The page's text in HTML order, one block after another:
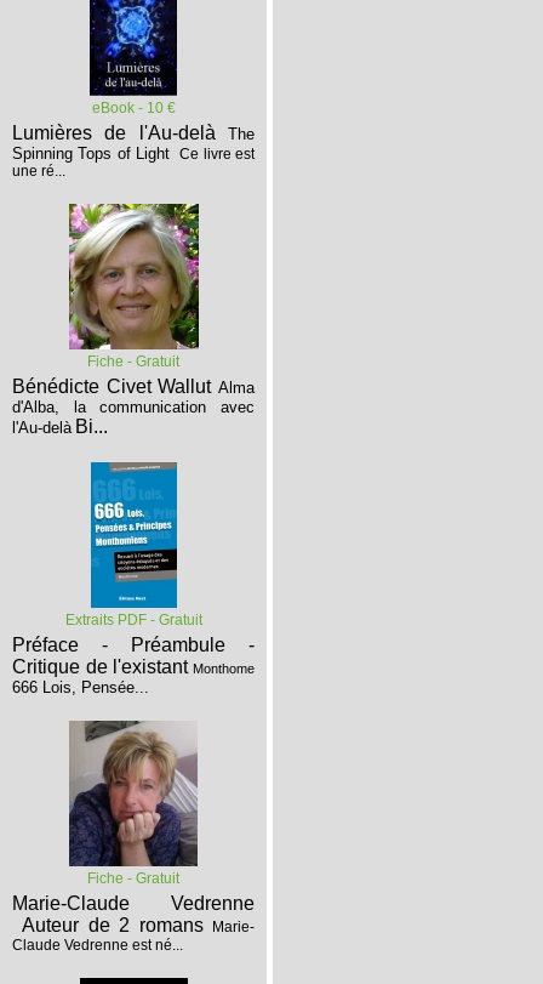
eBook - 10 €
Lumières de l'Au-delà The
Spinning Tops of Light Ce livre est
une ré...
Fiche - Gratuit
Bénédicte Civet Wallut Alma
d'Alba, la communication avec
l'Au-delà Bi...
Extraits PDF - Gratuit
Préface - Préambule -
Critique de l'existant Monthome
666 Lois, Pensée...
Fiche - Gratuit
Marie-Claude Vedrenne
Auteur de 2 romans
Marie-
Claude Vedrenne est né...